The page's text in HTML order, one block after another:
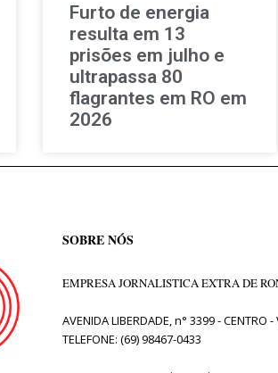
Furto de energia
resulta em 13
prisões em julho e
ultrapassa 80
flagrantes em RO em
2026
SOBRE NÓS
EMPRESA JORNALISTICA EXTRA DE
AVENIDA LIBERDADE, n° 3399 - CENTRO
TELEFONE: (69) 98467-0433